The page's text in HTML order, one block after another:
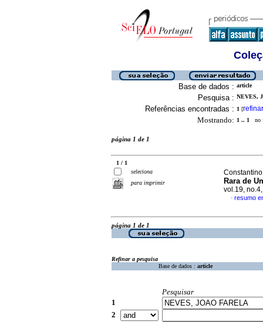
Base de dados : article
Pesquisa : NEVES,
Referências encontradas : 1 [refinar
Mostrando: 1 .. 1 no
página 1 de 1
1 / 1
seleciona
para imprimir
Rara de
vol.19,
· resumo
página 1 de 1
Refinar a pesquisa
Base de dados : article
Pesquisar
1
2